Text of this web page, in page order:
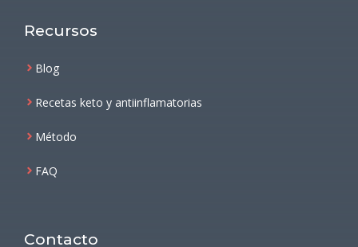
Recursos
Blog
Recetas keto y antiinflamatorias
Método
FAQ
Contacto